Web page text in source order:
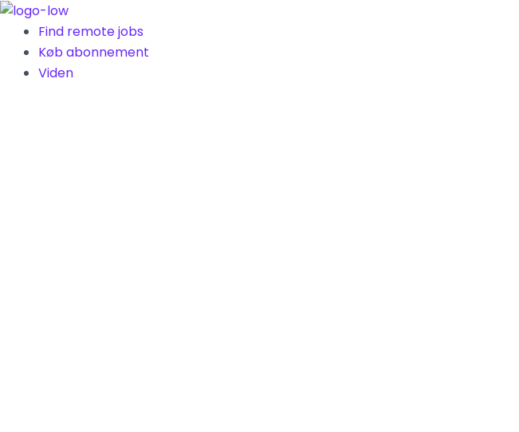
Gå
indholdet
Find remote jobs
Køb abonnement
Viden